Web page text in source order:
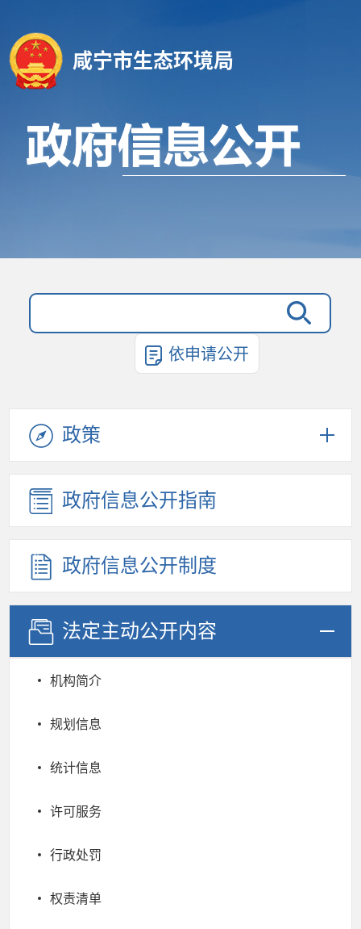
咸宁市生态环境局
依申请公开
政策
政府信息公开指南
政府信息公开制度
法定主动公开内容
机构简介
规划信息
统计信息
许可服务
行政处罚
权责清单